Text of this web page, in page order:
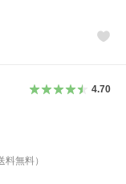
4.70
料無料）